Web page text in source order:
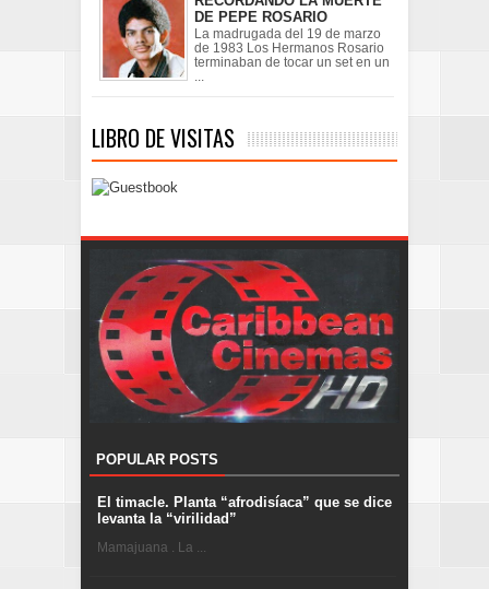
DE PEPE ROSARIO
La madrugada del 19 de marzo
de 1983 Los Hermanos Rosario
terminaban de tocar un set en un
...
LIBRO DE VISITAS
POPULAR POSTS
El timacle. Planta “afrodisíaca” que se dice
levanta la “virilidad”
Mamajuana . La ...